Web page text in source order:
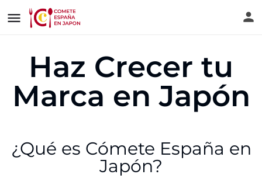
Haz Crecer tu
Marca en Japón
¿Qué es Cómete España en
Japón?